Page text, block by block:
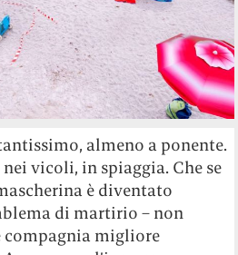
almeno a ponente.
vicoli, in spiaggia. Che se
è diventato
di martirio – non
compagnia migliore